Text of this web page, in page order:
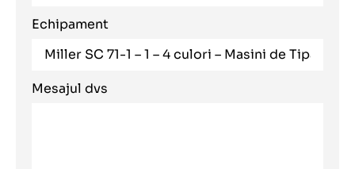
Echipament
Mesajul dvs